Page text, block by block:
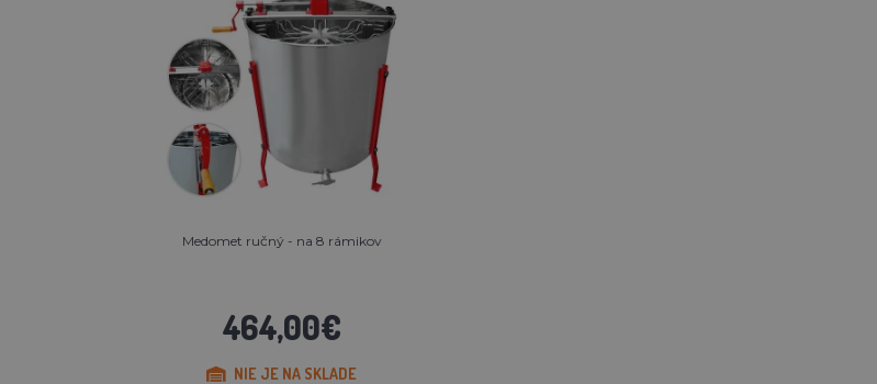
Medomet ručný - na 8 rámikov
464,00€
NIE JE NA SKLADE